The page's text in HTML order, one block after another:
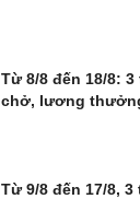
Từ 8/8 đến 18/8:
chở, lương
Từ 9/8 đến 17/8,